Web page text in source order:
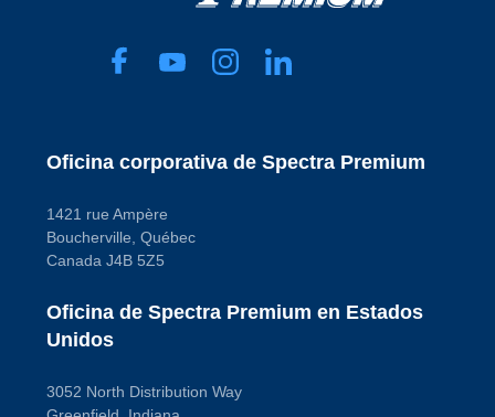
Oficina corporativa de Spectra Premium
1421 rue Ampère
Boucherville, Québec
Canada J4B 5Z5
Oficina de Spectra Premium en Estados
Unidos
3052 North Distribution Way